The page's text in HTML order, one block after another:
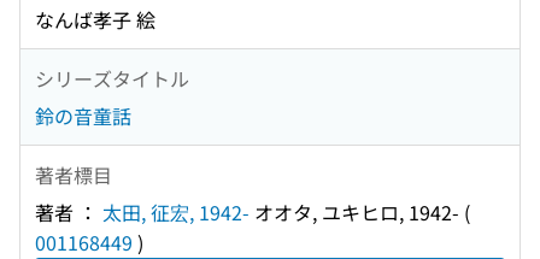
なんば孝子 絵
シリーズタイトル
鈴の音童話
著者標目
著者 ： 太田, 征宏, 1942- オオタ, ユキヒロ, 1942- (
001168449 )